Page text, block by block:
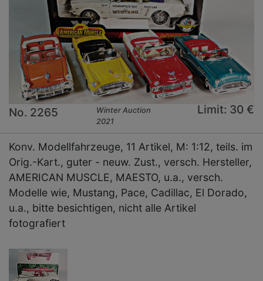
No. 2265
Winter Auction
2021
Limit: 30 €
Konv. Modellfahrzeuge, 11 Artikel, M: 1:12, teils. im
Orig.-Kart., guter - neuw. Zust., versch. Hersteller,
AMERICAN MUSCLE, MAESTO, u.a., versch.
Modelle wie, Mustang, Pace, Cadillac, El Dorado,
u.a., bitte besichtigen, nicht alle Artikel
fotografiert